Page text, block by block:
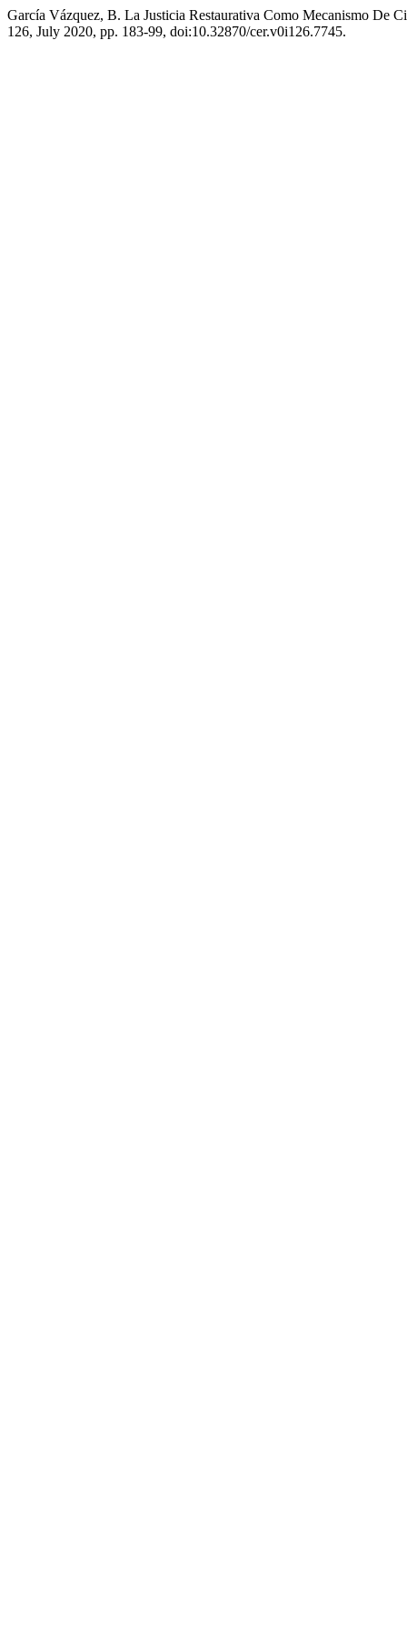
García Vázquez, B. La Justicia Restaurativa Como Mecanismo De
126, July 2020, pp. 183-99, doi:10.32870/cer.v0i126.7745.